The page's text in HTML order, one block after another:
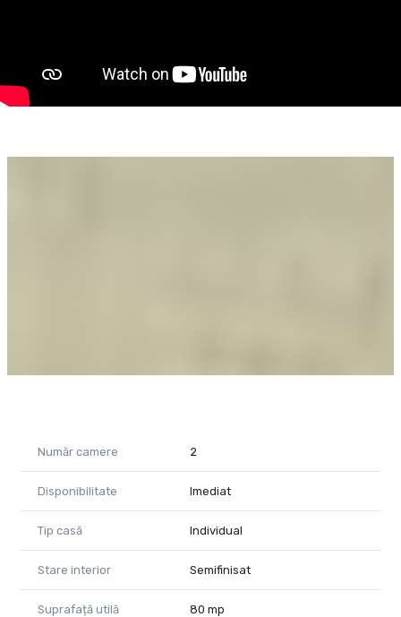
unei vieți departe de agitație.
Această casă reprezintă un început perfect pentru o familie
Număr camere 2
Disponibilitate Imediat
Tip casă Individual
Stare interior Semifinisat
Suprafață utilă 80 mp